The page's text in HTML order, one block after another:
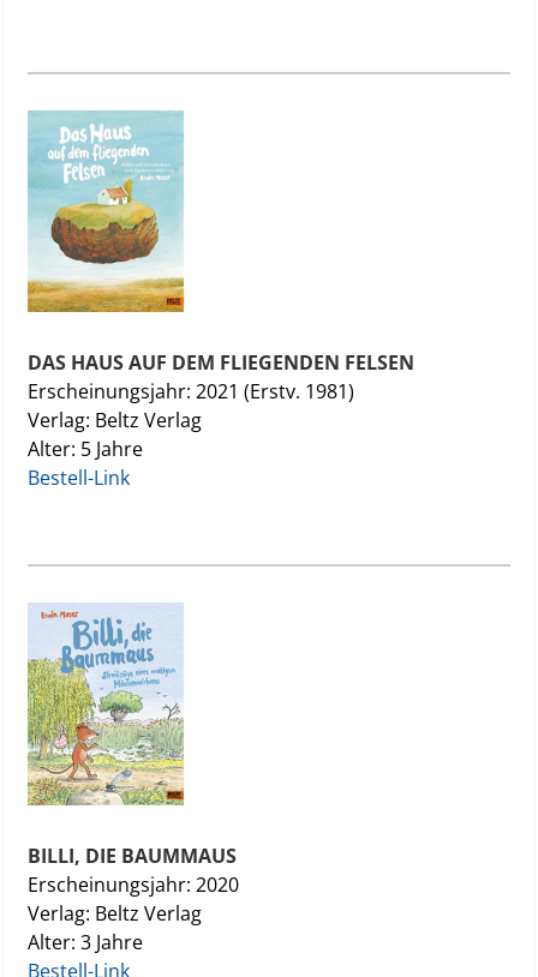
DAS HAUS AUF DEM FLIEGENDEN FELSEN
Erscheinungsjahr: 2021 (Erstv. 1981)
Verlag: Beltz Verlag
Alter: 5 Jahre
Bestell-Link
BILLI, DIE BAUMMAUS
Erscheinungsjahr: 2020
Verlag: Beltz Verlag
Alter: 3 Jahre
Bestell-Link